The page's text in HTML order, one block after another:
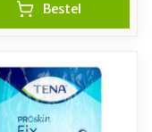
Bestel